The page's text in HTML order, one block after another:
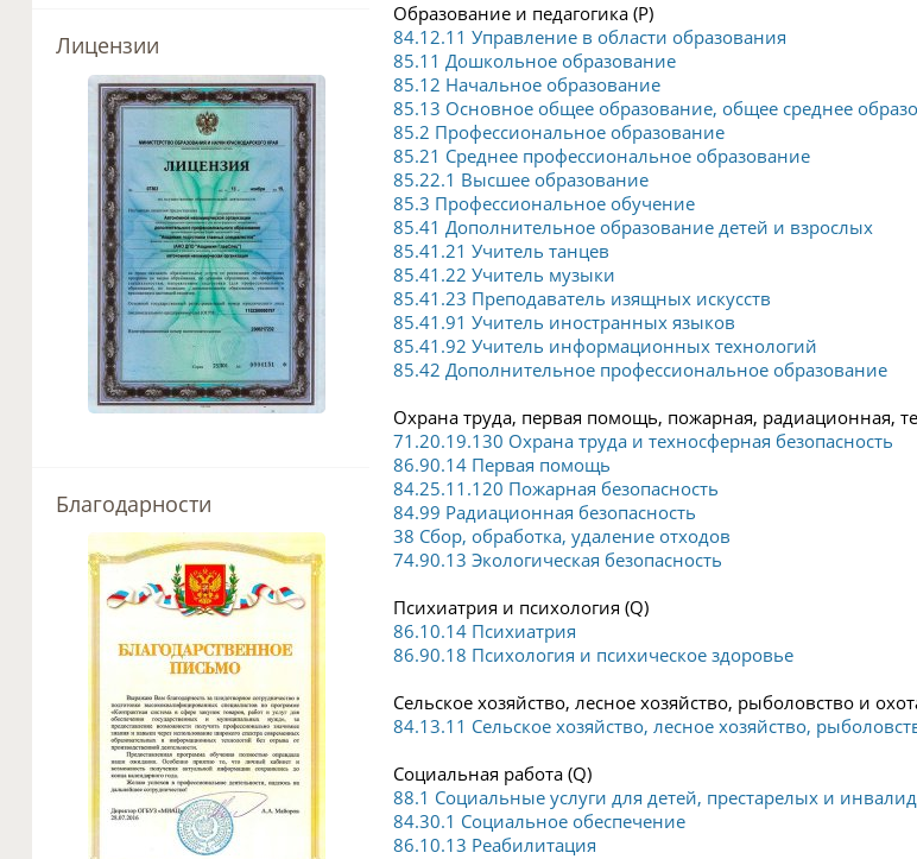
Лицензии
Благодарности
Образование и педагогика (P)
84.12.11 Управление в области образования
85.11 Дошкольное образование
85.12 Начальное образование
85.13 Основное общее образование, общее среднее
85.2 Профессиональное образование
85.21 Среднее профессиональное образование
85.22.1 Высшее образование
85.3 Профессиональное обучение
85.41 Дополнительное образование детей и взрослых
85.41.21 Учитель танцев
85.41.22 Учитель музыки
85.41.23 Преподаватель изящных искусств
85.41.91 Учитель иностранных языков
85.41.92 Учитель информационных технологий
85.42 Дополнительное профессиональное образование
Охрана труда, первая помощь, пожарная, радиационная,
71.20.19.130 Охрана труда и техносферная безопасность
86.90.14 Первая помощь
84.25.11.120 Пожарная безопасность
84.99 Радиационная безопасность
38 Сбор, обработка, удаление отходов
74.90.13 Экологическая безопасность
Психиатрия и психология (Q)
86.10.14 Психиатрия
86.90.18 Психология и психическое здоровье
Сельское хозяйство, лесное хозяйство, рыболовство и
84.13.11 Сельское хозяйство, лесное хозяйство,
Социальная работа (Q)
88.1 Социальные услуги для детей, престарелых и
84.30.1 Социальное обеспечение
86.10.13 Реабилитация